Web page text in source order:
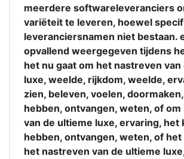
meerdere softwareleveranciers
variëteit te leveren, hoewel
leveranciersnamen niet bestaan.
opvallend weergegeven tijdens
het nu gaat om het nastreven
luxe, weelde, rijkdom, weelde,
zien, beleven, voelen,
hebben, ontvangen, weten, of
van de ultieme luxe, ervaring, het
hebben, ontvangen, weten, of het
het nastreven van de ultieme